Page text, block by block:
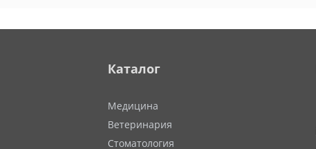
Каталог
Медицина
Ветеринария
Стоматология